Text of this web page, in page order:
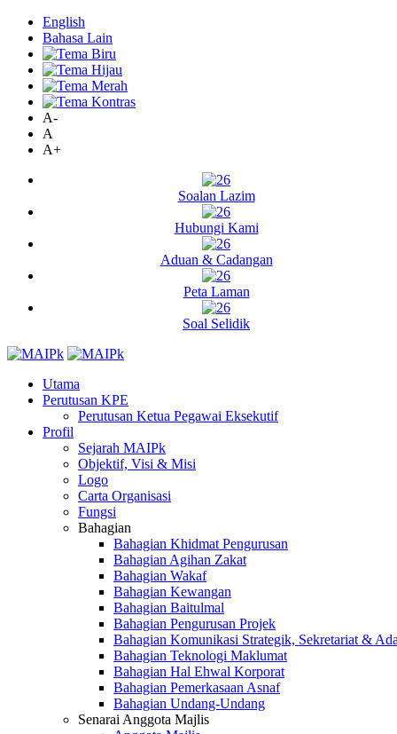
English
Bahasa Lain
A-
A
A+
Soalan Lazim
Hubungi Kami
Aduan & Cadangan
Peta Laman
Soal Selidik
Utama
Perutusan KPE
Perutusan Ketua Pegawai Eksekutif
Profil
Sejarah MAIPk
Objektif, Visi & Misi
Logo
Carta Organisasi
Fungsi
Bahagian
Bahagian Khidmat Pengurusan
Bahagian Agihan Zakat
Bahagian Wakaf
Bahagian Kewangan
Bahagian Baitulmal
Bahagian Pengurusan Projek
Bahagian Komunikasi Strategik, Sekretariat &
Bahagian Teknologi Maklumat
Bahagian Hal Ehwal Korporat
Bahagian Pemerkasaan Asnaf
Bahagian Undang-Undang
Senarai Anggota Majlis